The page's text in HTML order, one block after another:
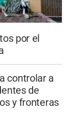
por el
controlar a
de
y fronteras